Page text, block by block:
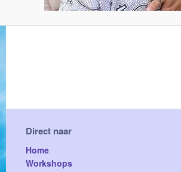
Direct naar
Home
Workshops